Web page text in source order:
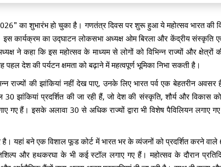
का शुभारंभ हो चुका है। गणतंत्र दिवस पर शुरू हुआ ये महोत्सव भारत की
कार्यक्रम का उद्घाटन लोकसभा अध्यक्ष ओम बिरला और केंद्रीय संस्कृति
ने कहा कि इस महोत्सव के माध्यम से लोगों को विभिन्न राज्यों और क्षेत्रों
देश की पर्यटन क्षमता को बढ़ाने में महत्वपूर्ण भूमिका निभा सकती है।
राज्यों की झांकियां नहीं देख पाए, उनके लिए भारत पर्व एक बेहतरीन अवसर
झांकियां प्रदर्शित की जा रही हैं, जो देश की संस्कृति, शौर्य और विकास को
गए हैं। इसके अलावा 30 से अधिक राज्यों द्वारा भी विशेष पैविलियन लगाए
यहां बने एक विशाल फूड कोर्ट में भारत भर के व्यंजनों को प्रदर्शित करने
और हथकरघा के भी कई स्टॉल लगाए गए हैं। महोत्सव के दौरान
प्रधान के इस्तीफे पर CJP फाउंडर
दिपके ने कसा तंज, झुकती है दुनिया,
वाला चाहिए